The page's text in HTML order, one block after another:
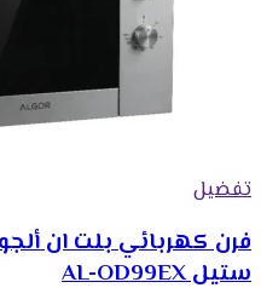
تفضيل
ستيل AL-OD99EX